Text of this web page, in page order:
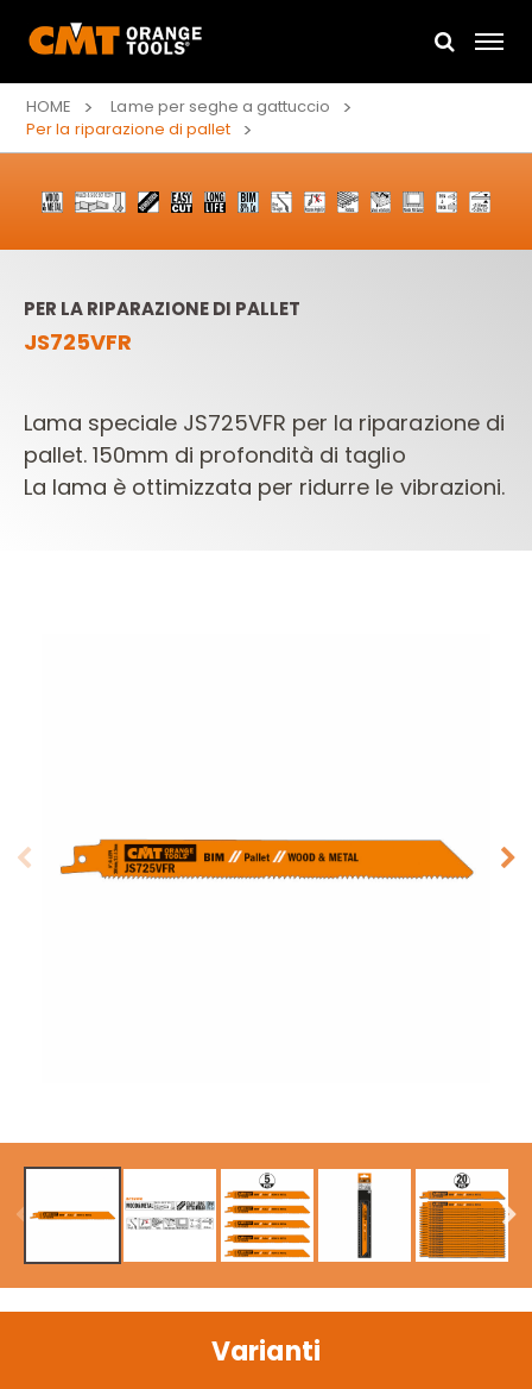
HOME
Lame per seghe a gattuccio
Per la riparazione di pallet
PER LA RIPARAZIONE DI PALLET
JS725VFR
Lama speciale JS725VFR per la riparazione di
pallet. 150mm di profondità di taglio
La lama è ottimizzata per ridurre le vibrazioni.
Varianti